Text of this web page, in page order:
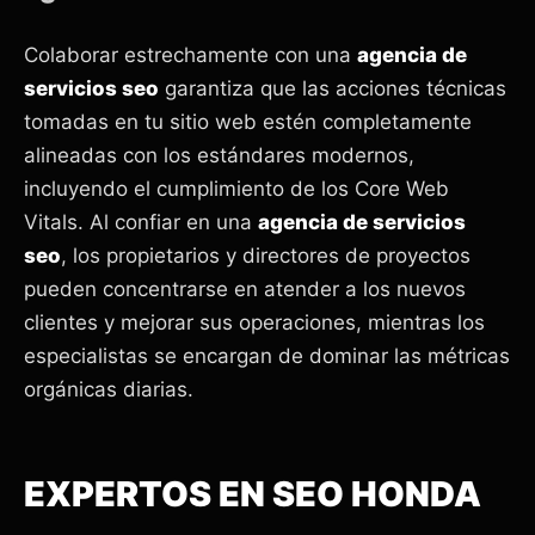
Colaborar estrechamente con una agencia de
servicios seo garantiza que las acciones técnicas
tomadas en tu sitio web estén completamente
alineadas con los estándares modernos,
incluyendo el cumplimiento de los Core Web
Vitals. Al confiar en una agencia de servicios
seo, los propietarios y directores de proyectos
pueden concentrarse en atender a los nuevos
clientes y mejorar sus operaciones, mientras los
especialistas se encargan de dominar las métricas
orgánicas diarias.
EXPERTOS EN SEO HONDA